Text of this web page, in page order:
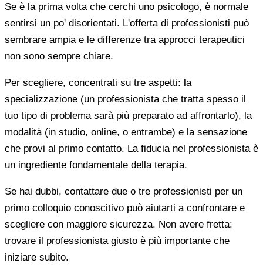
Se è la prima volta che cerchi uno psicologo, è normale
sentirsi un po' disorientati. L'offerta di professionisti può
sembrare ampia e le differenze tra approcci terapeutici
non sono sempre chiare.
Per scegliere, concentrati su tre aspetti: la
specializzazione (un professionista che tratta spesso il
tuo tipo di problema sarà più preparato ad affrontarlo), la
modalità (in studio, online, o entrambe) e la sensazione
che provi al primo contatto. La fiducia nel professionista è
un ingrediente fondamentale della terapia.
Se hai dubbi, contattare due o tre professionisti per un
primo colloquio conoscitivo può aiutarti a confrontare e
scegliere con maggiore sicurezza. Non avere fretta:
trovare il professionista giusto è più importante che
iniziare subito.